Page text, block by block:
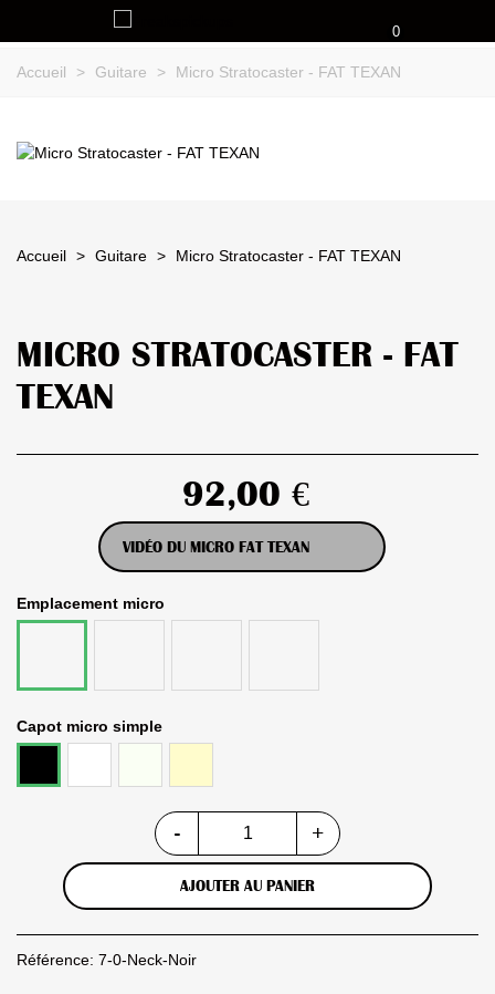
0
Accueil > Guitare > Micro Stratocaster - FAT TEXAN
Accueil > Guitare > Micro Stratocaster - FAT TEXAN
MICRO STRATOCASTER - FAT
TEXAN
92,00 €
VIDÉO DU MICRO FAT TEXAN
Emplacement micro
Capot micro simple
- +
AJOUTER AU PANIER
Référence: 7-0-Neck-Noir